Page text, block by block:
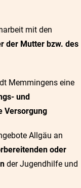
mit den
der Mutter bzw. des
Memmingens eine
und
Versorgung
Allgäu an
oder
der Jugendhilfe und